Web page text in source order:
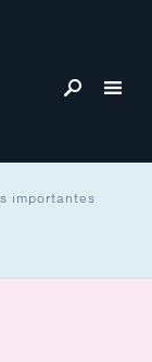
importantes